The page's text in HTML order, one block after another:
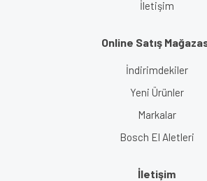
İletişim
Online Satış
İndirimdekiler
Yeni Ürünler
Markalar
Bosch El Aletleri
İletişim